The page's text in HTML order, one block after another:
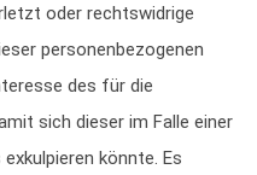
oder rechtswidrige
personenbezogenen
des für die
sich dieser im Falle einer
könnte. Es